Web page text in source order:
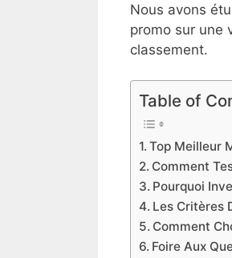
Nous avons
promo sur une
classement.
Table of
Top Meilleur
Comment
Pourquoi
Les Critères
Comment
Foire Aux